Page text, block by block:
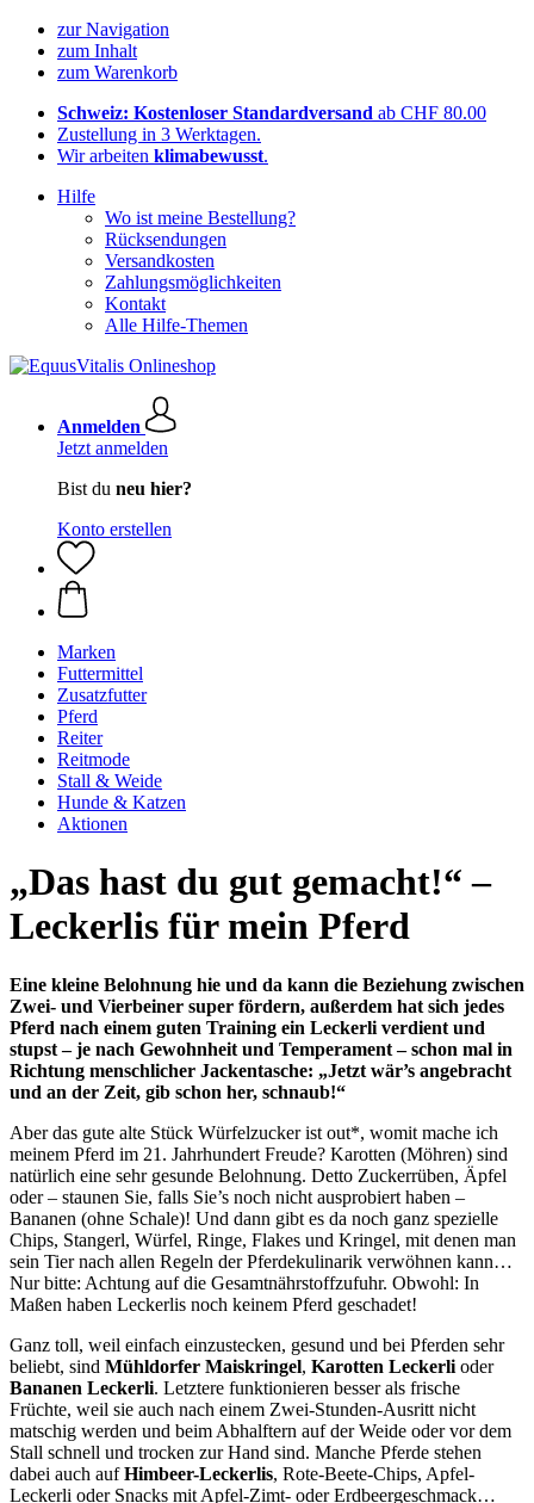
zur Navigation
zum Inhalt
zum Warenkorb
Schweiz: Kostenloser Standardversand ab CHF 80.00
Zustellung in 3 Werktagen.
Wir arbeiten klimabewusst.
Hilfe
Wo ist meine Bestellung?
Rücksendungen
Versandkosten
Zahlungsmöglichkeiten
Kontakt
Alle Hilfe-Themen
Anmelden
Jetzt anmelden
Bist du neu hier?
Konto erstellen
Marken
Futtermittel
Zusatzfutter
Pferd
Reiter
Reitmode
Stall & Weide
Hunde & Katzen
Aktionen
„Das hast du gut gemacht!“ –
Leckerlis für mein Pferd
Eine kleine Belohnung hie und da kann die Beziehung zwischen
Zwei- und Vierbeiner super fördern, außerdem hat sich jedes
Pferd nach einem guten Training ein Leckerli verdient und
stupst – je nach Gewohnheit und Temperament – schon mal in
Richtung menschlicher Jackentasche: „Jetzt wär’s angebracht
und an der Zeit, gib schon her, schnaub!“
Aber das gute alte Stück Würfelzucker ist out*, womit mache ich
meinem Pferd im 21. Jahrhundert Freude? Karotten (Möhren) sind
natürlich eine sehr gesunde Belohnung. Detto Zuckerrüben, Äpfel
oder – staunen Sie, falls Sie’s noch nicht ausprobiert haben –
Bananen (ohne Schale)! Und dann gibt es da noch ganz spezielle
Chips, Stangerl, Würfel, Ringe, Flakes und Kringel, mit denen man
sein Tier nach allen Regeln der Pferdekulinarik verwöhnen kann…
Nur bitte: Achtung auf die Gesamtnährstoffzufuhr. Obwohl: In
Maßen haben Leckerlis noch keinem Pferd geschadet!
Ganz toll, weil einfach einzustecken, gesund und bei Pferden sehr
beliebt, sind Mühldorfer Maiskringel, Karotten Leckerli oder
Bananen Leckerli. Letztere funktionieren besser als frische
Früchte, weil sie auch nach einem Zwei-Stunden-Ausritt nicht
matschig werden und beim Abhalftern auf der Weide oder vor dem
Stall schnell und trocken zur Hand sind. Manche Pferde stehen
dabei auch aufHimbeer-Leckerlis, Rote-Beete-Chips, Apfel-
Leckerli oder Snacks mit Apfel-Zimt- oder Erdbeergeschmack…